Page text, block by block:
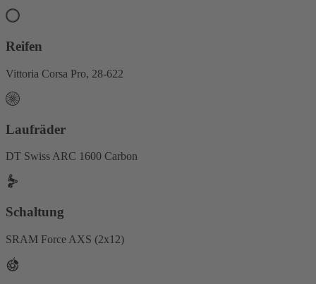
Reifen
Vittoria Corsa Pro, 28-622
Laufräder
DT Swiss ARC 1600 Carbon
Schaltung
SRAM Force AXS (2x12)